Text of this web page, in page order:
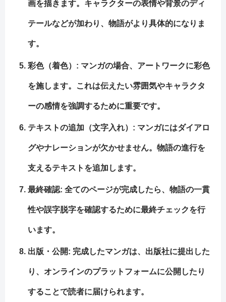
画を描きます。キャラクターの表情や背景のディ
テールなどが加わり、物語がより具体的になりま
す。
彩色（着色）: マンガの場合、アートワークに彩色
を施します。これは伝えたい雰囲気やキャラクタ
ーの感情を強調するために重要です。
テキストの追加 （文字入れ）: マンガにはダイアロ
グやナレーションが欠かせません。物語の進行を
支えるテキストを追加します。
最終確認: 全てのページが完成したら、物語の一貫
性や誤字脱字を確認するために最終チェックを行
います。
出版・公開: 完成したマンガは、出版社に提出した
り、オンラインのプラットフォームに公開したり
することで読者に届けられます。